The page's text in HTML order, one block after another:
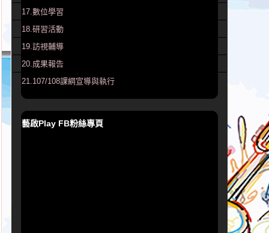
17.數位學習
18.研習活動
19.訪視輔導
20.成果報告
21.107/108課綱宣導與執行
藝啟Play FB粉絲專頁